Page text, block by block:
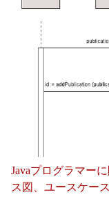
Javaプログラマー
ス図、ユースケー